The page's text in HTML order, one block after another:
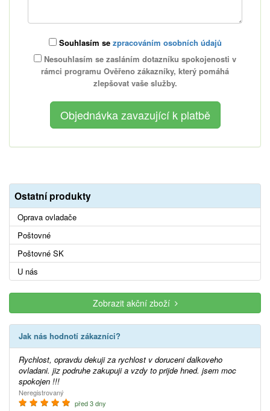
Souhlasím se zpracováním osobních údajů
Nesouhlasím se zasláním dotazníku spokojenosti v
rámci programu Ověřeno zákazníky, který pomáhá
zlepšovat vaše služby.
Ostatní produkty
Oprava ovladače
Poštovné
Poštovné SK
U nás
Zobrazit akční zboží
Jak nás hodnotí zákazníci?
Rychlost, opravdu dekuji za rychlost v doruceni dalkoveho
ovladani. jiz podruhe zakupuji a vzdy to prijde hned. jsem moc
spokojen !!!
Neregistrovaný
před 3 dny